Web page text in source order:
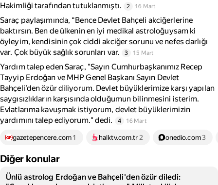
Hakimliği tarafından tutuklanmıştı.
2 16 Mart
Saraç paylaşımında, “Bence Devlet Bahçeli akciğerlerine
baktırsın. Ben de ülkenin en iyi medikal astroloğuysam ki
öyleyim, kendisinin çok ciddi akciğer sorunu ve nefes darlığı
var. Çok büyük sağlık sorunları var.
3 15 Mart
Yardım talep eden Saraç, "Sayın Cumhurbaşkanımız Recep
Tayyip Erdoğan ve MHP Genel Başkanı Sayın Devlet
Bahçeli’den özür diliyorum. Devlet büyüklerimize karşı yapılan
saygısızlıkların karşısında olduğumun bilinmesini isterim.
Evlatlarıma kavuşmak istiyorum, devlet büyüklerimizin
yardımını talep ediyorum." dedi.
4 16 Mart
gazetepencere.com1 halktv.com.tr 2 onedio.com3
Diğer konular
Ünlü astrolog Erdoğan ve Bahçeli'den özür diledi: